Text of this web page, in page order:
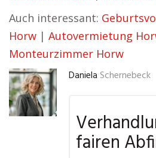
Auch interessant:
Horw | Autovermietung
Monteurzimmer Horw
Daniela Schernebeck
fairen